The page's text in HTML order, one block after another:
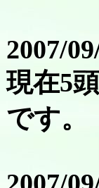
2007/
現在5
です。